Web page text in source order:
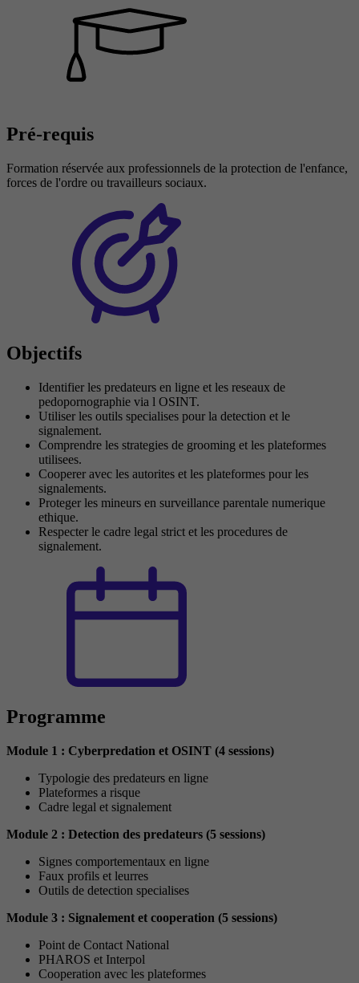
Pré-requis
Formation réservée aux professionnels de la protection de l'enfance,
forces de l'ordre ou travailleurs sociaux.
Objectifs
Identifier les predateurs en ligne et les reseaux de
pedopornographie via l OSINT.
Utiliser les outils specialises pour la detection et le
signalement.
Comprendre les strategies de grooming et les plateformes
utilisees.
Cooperer avec les autorites et les plateformes pour les
signalements.
Proteger les mineurs en surveillance parentale numerique
ethique.
Respecter le cadre legal strict et les procedures de
signalement.
Programme
Module 1 : Cyberpredation et OSINT (4 sessions)
Typologie des predateurs en ligne
Plateformes a risque
Cadre legal et signalement
Module 2 : Detection des predateurs (5 sessions)
Signes comportementaux en ligne
Faux profils et leurres
Outils de detection specialises
Module 3 : Signalement et cooperation (5 sessions)
Point de Contact National
PHAROS et Interpol
Cooperation avec les plateformes